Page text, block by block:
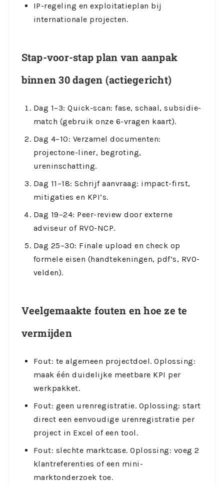
IP-regeling en exploitatieplan bij
internationale projecten.
Stap-voor-stap plan van aanpak
binnen 30 dagen (actiegericht)
Dag 1–3: Quick-scan: fase, schaal, subsidie-
match (gebruik onze 6-vragen kaart).
Dag 4–10: Verzamel documenten:
projectone-liner, begroting,
ureninschatting.
Dag 11–18: Schrijf aanvraag: impact-first,
mitigaties en KPI’s.
Dag 19–24: Peer-review door externe
adviseur of RVO-NCP.
Dag 25–30: Finale upload en check op
formele eisen (handtekeningen, pdf’s, RVO-
velden).
Veelgemaakte fouten en hoe ze te
vermijden
Fout: te algemeen projectdoel. Oplossing:
maak één duidelijke meetbare KPI per
werkpakket.
Fout: geen urenregistratie. Oplossing: start
direct een eenvoudige urenregistratie per
project in Excel of een tool.
Fout: slechte marktcase. Oplossing: voeg 2
klantreferenties of een mini-
marktonderzoek toe.